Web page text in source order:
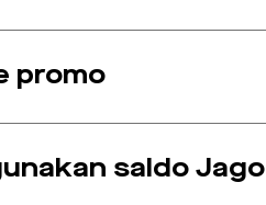
promo
saldo Jago